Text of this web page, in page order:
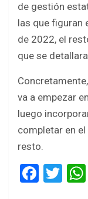
de gestión
las que figuran
de 2022, el
que se
va a empezar
luego
completar en
resto.
F
T